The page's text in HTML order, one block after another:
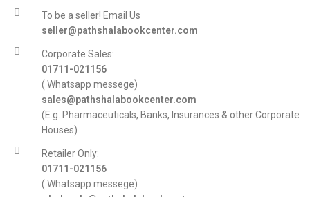
To be a seller! Email Us
seller@pathshalabookcenter.com
Corporate Sales:
01711-021156
( Whatsapp messege)
sales@pathshalabookcenter.com
(E.g. Pharmaceuticals, Banks, Insurances & other Corporate
Houses)
Retailer Only:
01711-021156
( Whatsapp messege)